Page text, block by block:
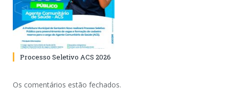
Processo Seletivo ACS 2026
Os comentários estão fechados.